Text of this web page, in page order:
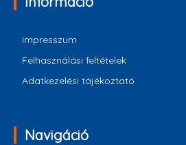
Impresszum
Felhasználási feltételek
Adatkezelési tájékoztató
Navigáció